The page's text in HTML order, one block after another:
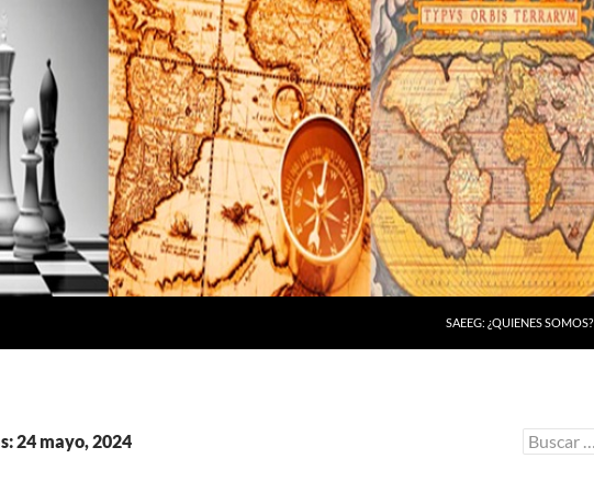
SAEEG: ¿QUIENES SOMOS?
24 mayo, 2024 Buscar: